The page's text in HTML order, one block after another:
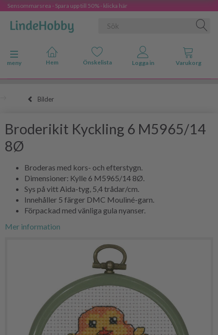
Sensommarsrea - Spara upp till 50% - klicka här
Ändra navigering
meny
Bilder
Broderikit Kyckling 6 M5965/14
8Ø
Broderas med kors- och efterstygn.
Dimensioner: Kylle 6 M5965/14 8Ø.
Sys på vitt Aida-tyg, 5,4 trådar/cm.
Innehåller 5 färger DMC Mouliné-garn.
Förpackad med vänliga gula nyanser.
Mer information